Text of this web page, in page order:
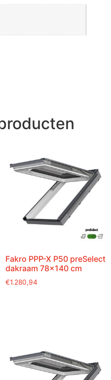
Fakro PPP-X P50 preSelect
dakraam 78×140 cm
€1.280,94